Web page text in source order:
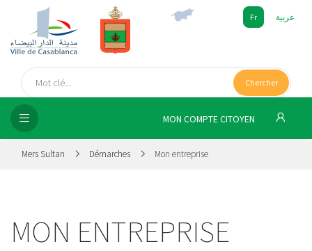
Fr عربية
Chercher
MON COMPTE CITOYEN
Mers Sultan Démarches Mon entreprise
MON ENTREPRISE